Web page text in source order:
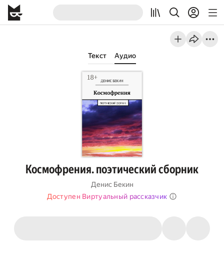
Текст Аудио
Космофрения. поэтический сборник
Денис Бекин
Доступен Виртуальный рассказчик